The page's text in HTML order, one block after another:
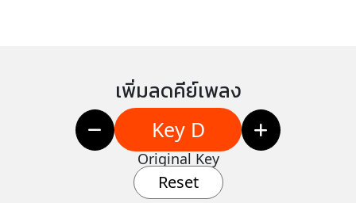
เพิ่มลดคีย์เพลง
Key D
Original Key
Reset